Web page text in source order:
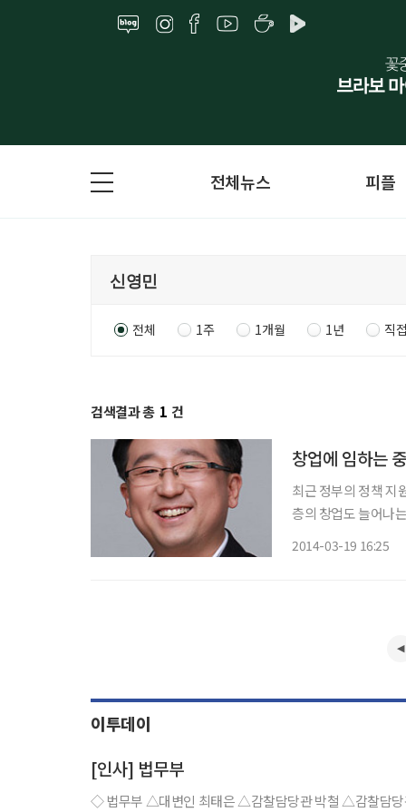
전체뉴스 피플
전체 1주 1개월 1년 직
검색결과 총 1 건
창업에 임하는
최근 정부의 정책 지
층의 창업도 늘어나는 추세다. 과거 창업은 일반인에게 주류의
2014-03-19 16:25
이투데이
[인사] 법무부
◇ 법무부 △대변인 최태은 △감찰담당관 박철 △감찰담당관실 검사 이소연 △형사사법공통시스템운영단장 박은혜 △법무심의